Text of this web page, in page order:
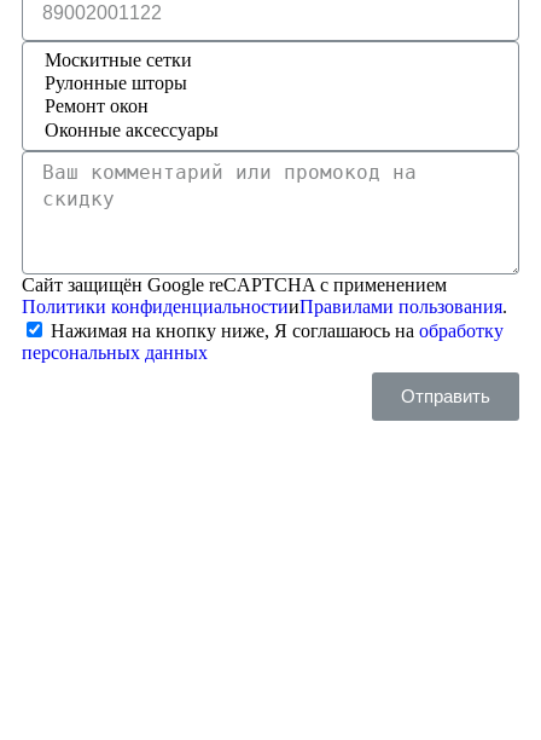
Сайт защищён Google reCAPTCHA с применением
Политики конфиденциальностииПравилами пользования.
Нажимая на кнопку ниже, Я соглашаюсь на обработку
персональных данных
Отправить